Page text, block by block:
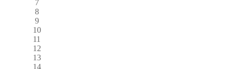
7
8
9
10
11
12
13
14